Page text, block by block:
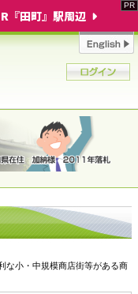
『田町』駅周辺
な小・中規模商店街等がある商